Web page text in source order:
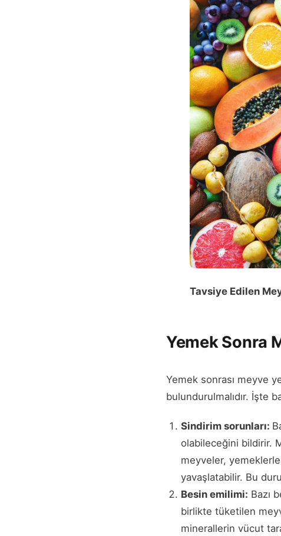
Tavsiye Edilen
Yemek Sonra
Yemek sonrası meyve
bulundurulmalıdır. İşte
Sindirim sorunları:
olabileceğini bildirir.
meyveler,
yavaşlatabilir. Bu
Besin emilimi: Bazı
birlikte tüketilen
minerallerin vücut